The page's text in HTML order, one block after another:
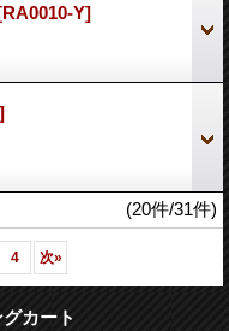
Y]
(20件/31件)
4 次»
カート